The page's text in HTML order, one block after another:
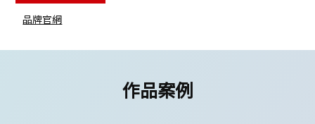
品牌官網
作品案例